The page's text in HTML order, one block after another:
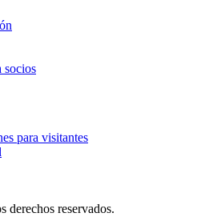
socios
para visitantes
reservados.